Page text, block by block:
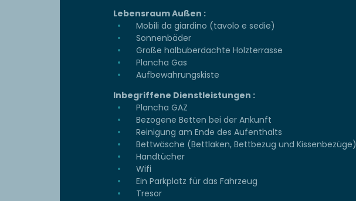
Lebensraum Außen :
Mobili da giardino (tavolo e sedie)
Sonnenbäder
Große halbüberdachte Holzterrasse
Plancha Gas
Aufbewahrungskiste
Inbegriffene Dienstleistungen :
Plancha GAZ
Bezogene Betten bei der Ankunft
Reinigung am Ende des Aufenthalts
Bettwäsche (Bettlaken, Bettbezug und Kissenbezüge)
Handtücher
Wifi
Ein Parkplatz für das Fahrzeug
Tresor